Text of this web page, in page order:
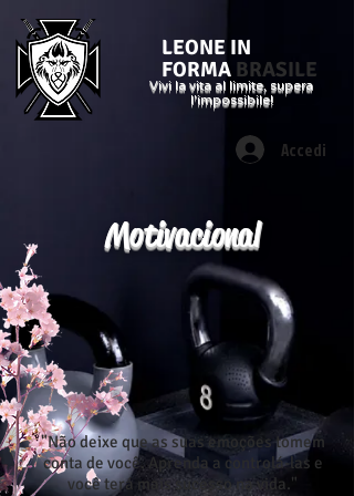
LEONE IN
FORMA BRASILE
Vivi la vita al limite, supera
l'impossibile!
Accedi
Motivacional
"Não deixe que as suas emoções tomem
conta de você. Aprenda a controlá-las e
você terá mais sucesso na vida."